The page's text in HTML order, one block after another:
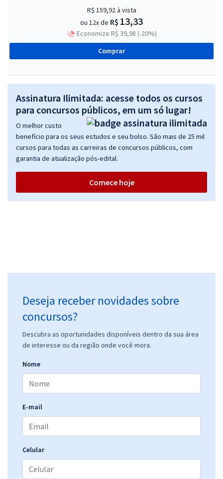
R$ 159,92à vista
ou 12x de R$ 13,33
Economize R$ 39,98 (-20%)
Comprar
Assinatura Ilimitada: acesse todos os cursos
para concursos públicos, em um só lugar!
O melhor custo
benefício para os seus estudos e seu bolso. São mais de 25 mil
cursos para todas as carreiras de concursos públicos, com
garantia de atualização pós-edital.
Comece hoje
Deseja receber novidades sobre
concursos?
Descubra as oportunidades disponíveis dentro da sua área
de interesse ou da região onde você mora.
Nome
E-mail
Celular